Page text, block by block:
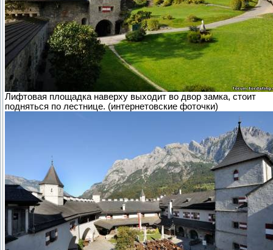
Лифтовая площадка наверху выходит во двор замка, стоит
подняться по лестнице. (интернетовские фоточки)